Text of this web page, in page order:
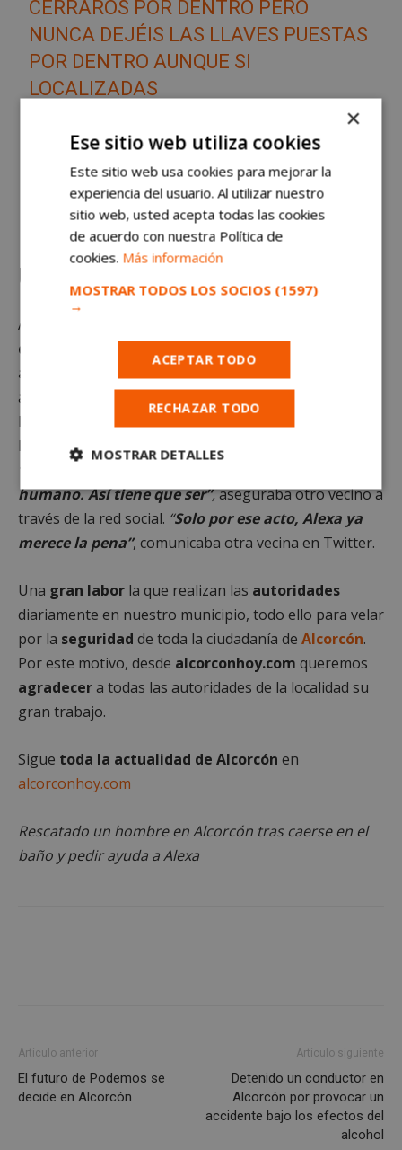
CERRAROS POR DENTRO PERO
NUNCA DEJÉIS LAS LLAVES PUESTAS
POR DENTRO AUNQUE SI
LOCALIZADAS
— BOMBEROS DE ALCORCÓN
(@ALCORCONBOMBERO)MAY 29,
2021
Un método poco ortodoxo
Al respecto de lo sucedido, algunos
de Alcorcón
han querido expresar su apoyo al
afectado.
a través de
Twitter. Asimismo otros ciudadanos de la
localidad han expresado su
hombre hubiera podido ser asistido gracias a
humano. Así tiene que ser”,aseguraba otro vecino a
través de la red social. “Solo por ese acto, Alexa ya
merece la pena”, comunicaba otra vecina en Twitter.
Una gran labor la que realizan las autoridades
diariamente en nuestro municipio, todo ello para velar
por la seguridad de toda la ciudadanía de Alcorcón.
Por este motivo, desde alcorconhoy.com queremos
agradecera todas las autoridades de la localidad su
gran trabajo.
Sigue toda la actualidad de Alcorcón en
alcorconhoy.com
Rescatado un hombre en Alcorcón tras caerse en el
baño y pedir ayuda a Alexa
Artículo anterior
El futuro de Podemos se
decide en Alcorcón
Artículo siguiente
Detenido un conductor en
Alcorcón por provocar un
accidente bajo los efectos del
alcohol
×
Ese sitio web utiliza cookies
Este sitio web usa cookies para mejorar la
experiencia del usuario. Al utilizar nuestro
sitio web, usted acepta todas las cookies
de acuerdo con nuestra Política de
cookies. Más información
MOSTRAR TODOS LOS SOCIOS (1597)
→
ACEPTAR TODO
RECHAZAR TODO
MOSTRAR DETALLES
Cookies
estrictamente
necesarias
Cookies de
rendimiento
Cookies de
preferencias
Cookies de
funcionalidad
Cookies no clasificadas
Cookies de rendimiento
Cookies de preferencias
PHPSESSID
alcorconhoy.com
Sesión